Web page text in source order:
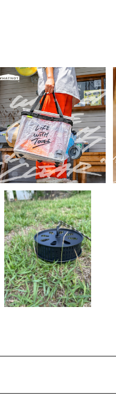
WHATNOT／ワンタッ
チバケット クリア（ONE
TOUCH BUCKET CL
EAR）
¥2,980
SOLD OUT
WHATNOT／モスキー
トコイルホルダー｜MO
SQUITO COIL HOLD
ER
¥1,980
SOLD OUT